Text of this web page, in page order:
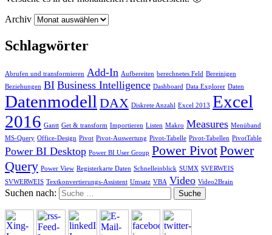
Archiv
Schlagwörter
Abrufen und transformieren Add-In Aufbereiten berechnetes Feld Bereinigen
Beziehungen BI Business Intelligence Dashboard Data Explorer Daten
Datenmodell DAX Diskrete Anzahl Excel 2013 Excel
2016 Gantt Get & transform Importieren Listen Makro Measures Menüband
MS-Query Office-Design Pivot Pivot-Auswertung Pivot-Tabelle Pivot-Tabellen PivotTable
Power BI Desktop Power BI User Group Power PivotPower
Query Power View Registerkarte Daten Schnelleinblick SUMX SVERWEIS
SVWERWEIS Textkonvertierungs-Assistent Umsatz VBA Video Video2Brain
Suchen nach: